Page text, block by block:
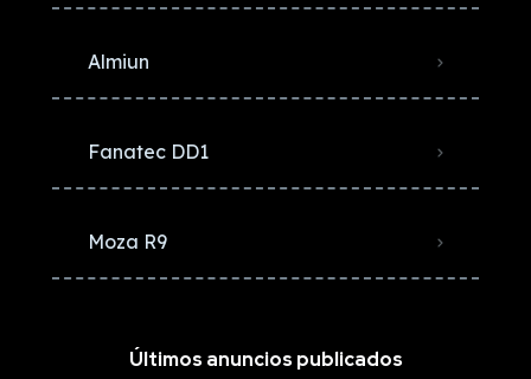
Almiun
Fanatec DD1
Moza R9
Últimos anuncios publicados